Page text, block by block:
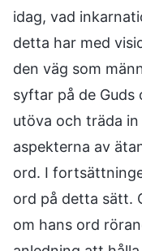
idag, vad
detta har med
den väg som
syftar på de Guds
utöva och träda
aspekterna av
ord. I
ord på detta sätt.
om hans ord